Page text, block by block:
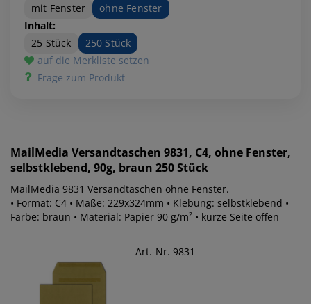
mit Fenster
ohne Fenster
Inhalt:
25 Stück
250 Stück
auf die Merkliste setzen
Frage zum Produkt
MailMedia Versandtaschen 9831, C4, ohne Fenster,
selbstklebend, 90g, braun 250 Stück
MailMedia 9831 Versandtaschen ohne Fenster.
• Format: C4 • Maße: 229x324mm • Klebung: selbstklebend •
Farbe: braun • Material: Papier 90 g/m² • kurze Seite offen
Art.-Nr. 9831